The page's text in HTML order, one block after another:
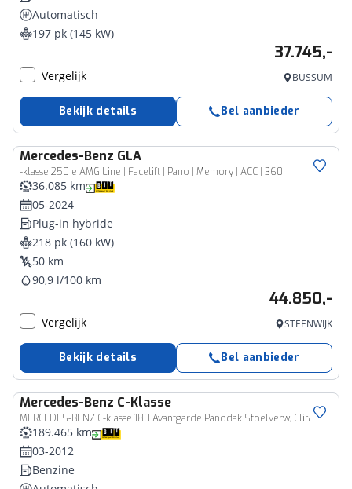
Automatisch
197 pk (145 kW)
37.745,-
Vergelijk BUSSUM
Bekijk details Bel aanbieder
Mercedes-Benz GLA
-klasse 250 e AMG Line | Facelift | Pano | Memory | ACC | 360
36.085 km
05-2024
Plug-in hybride
218 pk (160 kW)
50 km
90,9 l/100 km
44.850,-
Vergelijk STEENWIJK
Bekijk details Bel aanbieder
Mercedes-Benz C-Klasse
MERCEDES-BENZ C-klasse 180 Avantgarde Panodak Stoelverw, Clima Cruise Navi Incl Garantie
189.465 km
03-2012
Benzine